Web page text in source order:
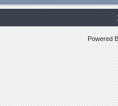
Powered